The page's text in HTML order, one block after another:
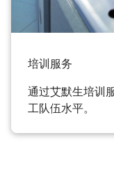
培训服务
通过艾默生培训
工队伍水平。